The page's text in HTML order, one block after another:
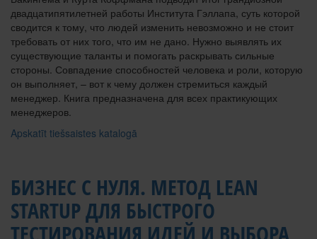
двадцатипятилетней работы Института Гэллапа, суть которой
сводится к тому, что людей изменить невозможно и не стоит
требовать от них того, что им не дано. Нужно выявлять их
существующие таланты и помогать раскрывать сильные
стороны. Совпадение способностей человека и роли, которую
он выполняет, – вот к чему должен стремиться каждый
менеджер. Книга предназначена для всех практикующих
менеджеров.
Apskatīt tiešsaistes katalogā
БИЗНЕС С НУЛЯ. МЕТОД LEAN
STARTUP ДЛЯ БЫСТРОГО